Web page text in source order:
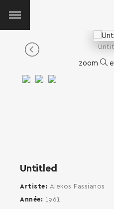
zoom
Untitled
Artiste
Alekos Fassianos
Année
1961